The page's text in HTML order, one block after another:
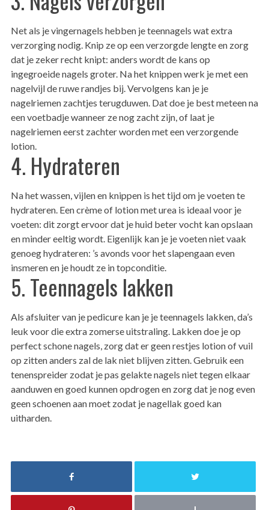
Net als je vingernagels hebben je teennagels wat extra
verzorging nodig. Knip ze op een verzorgde lengte en zorg
dat je zeker recht knipt: anders wordt de kans op
ingegroeide nagels groter. Na het knippen werk je met een
nagelvijl de ruwe randjes bij. Vervolgens kan je je
nagelriemen zachtjes terugduwen. Dat doe je best meteen na
een voetbadje wanneer ze nog zacht zijn, of laat je
nagelriemen eerst zachter worden met een verzorgende
lotion.
4. Hydrateren
Na het wassen, vijlen en knippen is het tijd om je voeten te
hydrateren. Een crème of lotion met urea is ideaal voor je
voeten: dit zorgt ervoor dat je huid beter vocht kan opslaan
en minder eeltig wordt. Eigenlijk kan je je voeten niet vaak
genoeg hydrateren: ’s avonds voor het slapengaan even
insmeren en je houdt ze in topconditie.
5. Teennagels lakken
Als afsluiter van je pedicure kan je je teennagels lakken, da’s
leuk voor die extra zomerse uitstraling. Lakken doe je op
perfect schone nagels, zorg dat er geen restjes lotion of vuil
op zitten anders zal de lak niet blijven zitten. Gebruik een
tenenspreider zodat je pas gelakte nagels niet tegen elkaar
aanduwen en goed kunnen opdrogen en zorg dat je nog even
geen schoenen aan moet zodat je nagellak goed kan
uitharden.